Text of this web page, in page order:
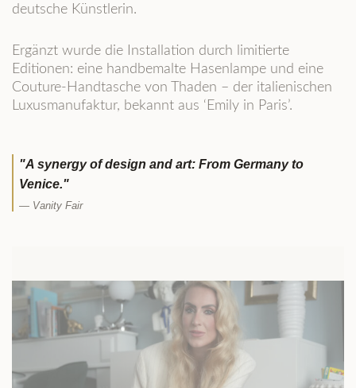
deutsche Künstlerin.
Ergänzt wurde die Installation durch limitierte
Editionen: eine handbemalte Hasenlampe und eine
Couture-Handtasche von Thaden – der italienischen
Luxusmanufaktur, bekannt aus ‘Emily in Paris’.
"A synergy of design and art: From Germany to
Venice."
— Vanity Fair